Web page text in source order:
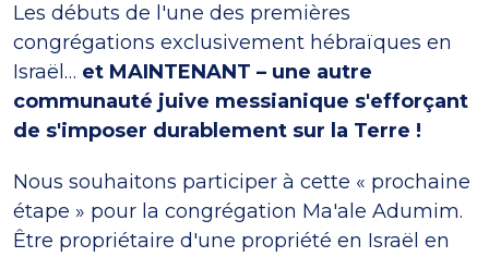
Les débuts de l'une des premières
congrégations exclusivement hébraïques en
Israël… et MAINTENANT – une autre
communauté juive messianique s'efforçant
de s'imposer durablement sur la Terre !
Nous souhaitons participer à cette « prochaine
étape » pour la congrégation Ma'ale Adumim.
Être propriétaire d'une propriété en Israël en